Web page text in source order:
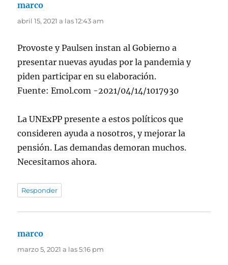
marco
abril 15, 2021 a las 12:43 am
Provoste y Paulsen instan al Gobierno a
presentar nuevas ayudas por la pandemia y
piden participar en su elaboración.
Fuente: Emol.com -2021/04/14/1017930
La UNExPP presente a estos políticos que
consideren ayuda a nosotros, y mejorar la
pensión. Las demandas demoran muchos.
Necesitamos ahora.
Responder
marco
marzo 5, 2021 a las 5:16 pm